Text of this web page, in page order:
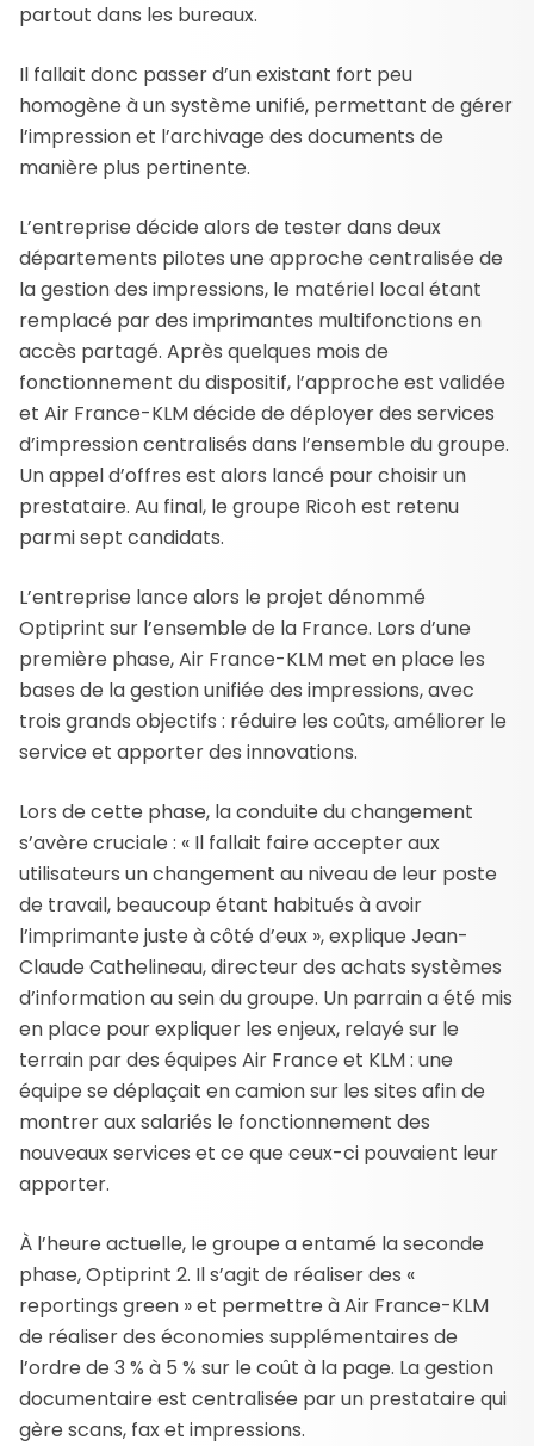
partout dans les bureaux.
Il fallait donc passer d’un existant fort peu
homogène à un système unifié, permettant de gérer
l’impression et l’archivage des documents de
manière plus pertinente.
L’entreprise décide alors de tester dans deux
départements pilotes une approche centralisée de
la gestion des impressions, le matériel local étant
remplacé par des imprimantes multifonctions en
accès partagé. Après quelques mois de
fonctionnement du dispositif, l’approche est validée
et Air France-KLM décide de déployer des services
d’impression centralisés dans l’ensemble du groupe.
Un appel d’offres est alors lancé pour choisir un
prestataire. Au final, le groupe Ricoh est retenu
parmi sept candidats.
L’entreprise lance alors le projet dénommé
Optiprint sur l’ensemble de la France. Lors d’une
première phase, Air France-KLM met en place les
bases de la gestion unifiée des impressions, avec
trois grands objectifs : réduire les coûts, améliorer le
service et apporter des innovations.
Lors de cette phase, la conduite du changement
s’avère cruciale : « Il fallait faire accepter aux
utilisateurs un changement au niveau de leur poste
de travail, beaucoup étant habitués à avoir
l’imprimante juste à côté d’eux », explique Jean-
Claude Cathelineau, directeur des achats systèmes
d’information au sein du groupe. Un parrain a été mis
en place pour expliquer les enjeux, relayé sur le
terrain par des équipes Air France et KLM : une
équipe se déplaçait en camion sur les sites afin de
montrer aux salariés le fonctionnement des
nouveaux services et ce que ceux-ci pouvaient leur
apporter.
À l’heure actuelle, le groupe a entamé la seconde
phase, Optiprint 2. Il s’agit de réaliser des «
reportings green » et permettre à Air France-KLM
de réaliser des économies supplémentaires de
l’ordre de 3 % à 5 % sur le coût à la page. La gestion
documentaire est centralisée par un prestataire qui
gère scans, fax et impressions.